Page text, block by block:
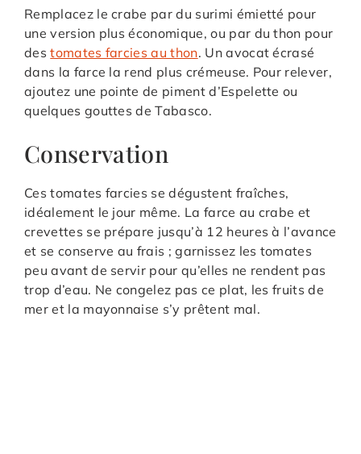
Remplacez le crabe par du surimi émietté pour
une version plus économique, ou par du thon pour
destomates farcies au thon. Un avocat écrasé
dans la farce la rend plus crémeuse. Pour relever,
ajoutez une pointe de piment d’Espelette ou
quelques gouttes de Tabasco.
Conservation
Ces tomates farcies se dégustent fraîches,
idéalement le jour même. La farce au crabe et
crevettes se prépare jusqu’à 12 heures à l’avance
et se conserve au frais ; garnissez les tomates
peu avant de servir pour qu’elles ne rendent pas
trop d’eau. Ne congelez pas ce plat, les fruits de
mer et la mayonnaise s’y prêtent mal.